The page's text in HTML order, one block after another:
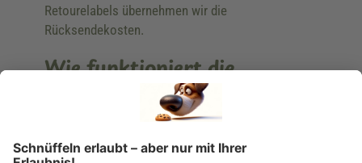
Retourelabels übernehmen wir die
Rücksendekosten.
Wie funktioniert die
Rücksendung?
findest du online. Verpacke die Artikel